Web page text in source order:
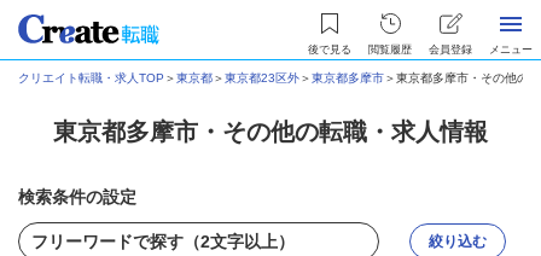
後で見る 閲覧履歴 会員登録 メニュー
クリエイト転職・求人TOP ＞東京都＞東京都23区外＞東京都多摩市＞東京都多摩市・その他の
東京都多摩市・その他の転職・求人情報
検索条件の設定
絞り込む